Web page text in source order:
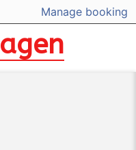
Manage booking